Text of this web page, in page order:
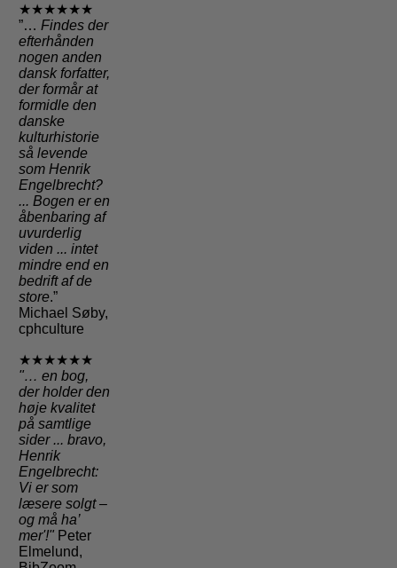
★★★★★★
”… Findes der
efterhånden
nogen anden
dansk forfatter,
der formår at
formidle den
danske
kulturhistorie
så levende
som Henrik
Engelbrecht?
... Bogen er en
åbenbaring af
uvurderlig
viden ... intet
mindre end en
bedrift af de
store.”
Michael Søby,
cphculture
★★★★★★
"… en bog,
der holder den
høje kvalitet
på samtlige
sider ... bravo,
Henrik
Engelbrecht:
Vi er som
læsere solgt –
og må ha’
mer'!" Peter
Elmelund,